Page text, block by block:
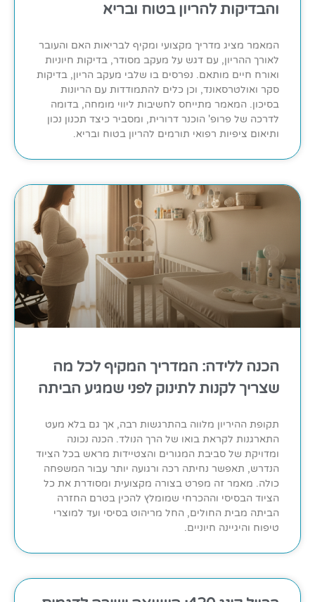
והבדיקות להריון בטוח ובריא
המאמר מציג מדריך מקצועי ומקיף לבריאות האם והעובר
לאורך ההריון, עם דגש על מעקב מסודר, בדיקות חיוניות
ואורח חיים מותאם. נפרסים בו שלבי מעקב הריון, בדיקות
סקר ואולטרסאונד, וכן כלים להתמודדות עם הריונות
בסיכון. המאמר מתייחס לחשיבות ליווי מומחה, בדומה
לדרכה של פרופ' הוכנר דרורית, ומסביר כיצד תכנון נכון
ותיאום ציפיות רפואי תורמים להריון בטוח ובריא.
הכנה ללידה: המדריך המקיף לכל מה
שצריך לקנות לתינוק לפני שמגיע הביתה
תקופת ההיריון מלווה בהתרגשות רבה, אך גם בלא מעט
התארגנות לקראת בואו של הרך הנולד. הכנה נכונה
ומדויקת של סביבת המגורים והצטיידות מראש בכל הציוד
הנדרש, תאפשר נחיתה רכה ורגועה יותר עבור המשפחה
כולה. מאמר זה מפרט בצורה מקצועית ומסודרת את כל
הציוד הבסיסי וההכרחי שמומלץ להכין בטרם החזרה
הביתה מבית החולים, החל מריהוט בסיסי ועד למוצרי
טיפוח והיגיינה חיוניים.